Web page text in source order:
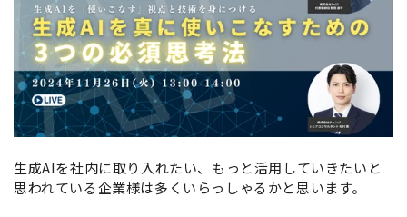
生成AIを社内に取り入れたい、もっと活用していきたいと
思われている企業様は多くいらっしゃるかと思います。